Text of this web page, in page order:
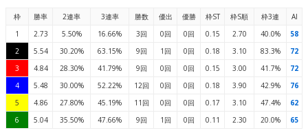
枠 勝率 2連率 3連率 勝数 優出 優勝 枠ST 枠S順 枠3連
AI
1
2.73 5.50% 16.66% 3回 0回 0回 0.15 2.70 40.0%
58
2
5.54 30.20% 63.15% 9回 1回 0回 0.18 3.10 83.3%
72
3
4.84 28.30% 41.79% 9回 0回 0回 0.15 3.00 41.7%
72
4
5.48 30.00% 52.22% 12回 0回 0回 0.18 3.90 42.9%
76
5
4.86 27.80% 45.19% 11回 0回 0回 0.17 3.10 47.4%
62
6
5.04 35.50% 47.66% 9回 1回 0回 0.11 2.30 20.0% 65